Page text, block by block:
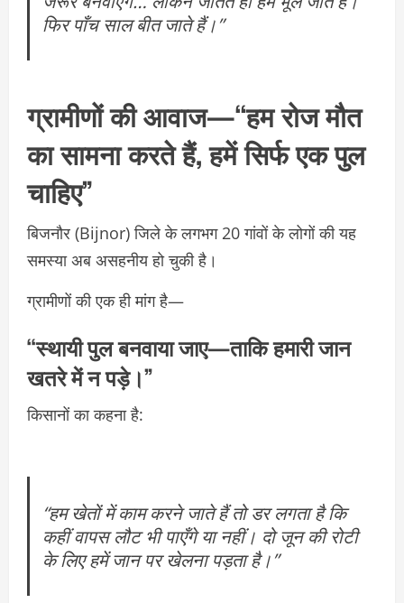
फिर पाँच साल बीत जाते हैं।”
ग्रामीणों की आवाज—“हम रोज मौत
का सामना करते हैं, हमें सिर्फ एक पुल
चाहिए”
बिजनौर (Bijnor) जिले के लगभग 20 गांवों के लोगों की यह
समस्या अब असहनीय हो चुकी है।
ग्रामीणों की एक ही मांग है—
“स्थायी पुल बनवाया जाए—ताकि हमारी जान
खतरे में न पड़े।”
किसानों का कहना है:
“हम खेतों में काम करने जाते हैं तो डर लगता है कि
कहीं वापस लौट भी पाएँगे या नहीं। दो जून की रोटी
के लिए हमें जान पर खेलना पड़ता है।”